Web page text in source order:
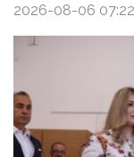
2026-08-06